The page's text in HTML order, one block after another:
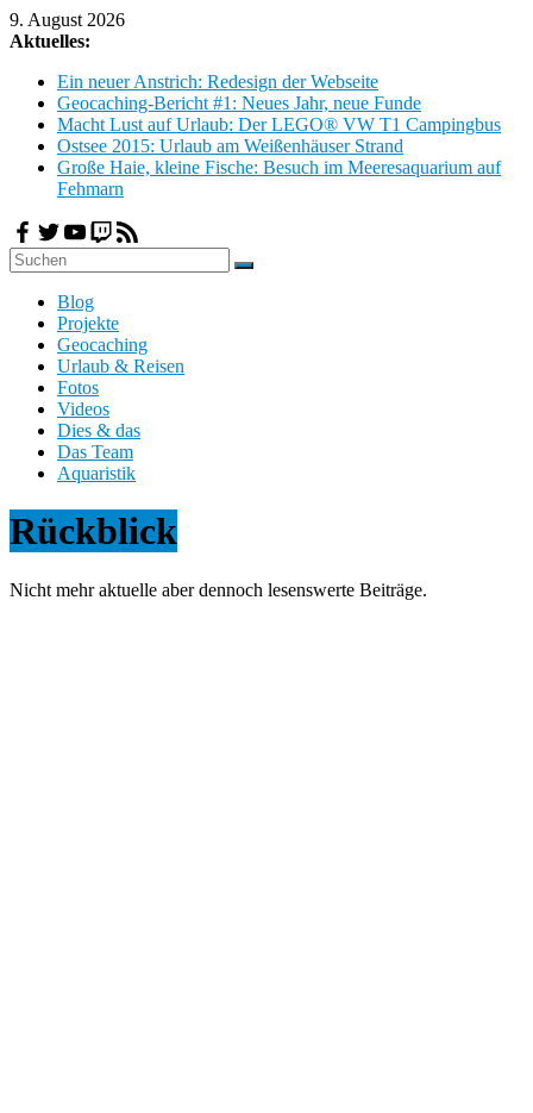
Zum
Inhalt
9. August 2026
Aktuelles:
Ein neuer Anstrich: Redesign der Webseite
Geocaching-Bericht #1: Neues Jahr, neue Funde
Macht Lust auf Urlaub: Der LEGO® VW T1 Campingbus
Ostsee 2015: Urlaub am Weißenhäuser Strand
Große Haie, kleine Fische: Besuch im Meeresaquarium auf
Fehmarn
H
d
.
e
Blog
Projekte
Geocaching
Urlaub & Reisen
Fotos
Videos
Dies & das
Das Team
Aquaristik
Rückblick
Nicht mehr aktuelle aber dennoch lesenswerte Beiträge.